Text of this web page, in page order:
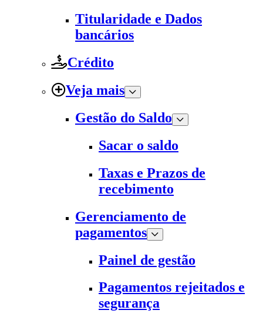
Titularidade e Dados
bancários
Crédito
Veja mais
Gestão do Saldo
Sacar o saldo
Taxas e Prazos de
recebimento
Gerenciamento de
pagamentos
Painel de gestão
Pagamentos rejeitados e
segurança